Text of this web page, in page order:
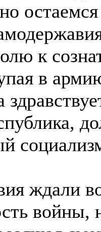
к
в
ждали
войны,